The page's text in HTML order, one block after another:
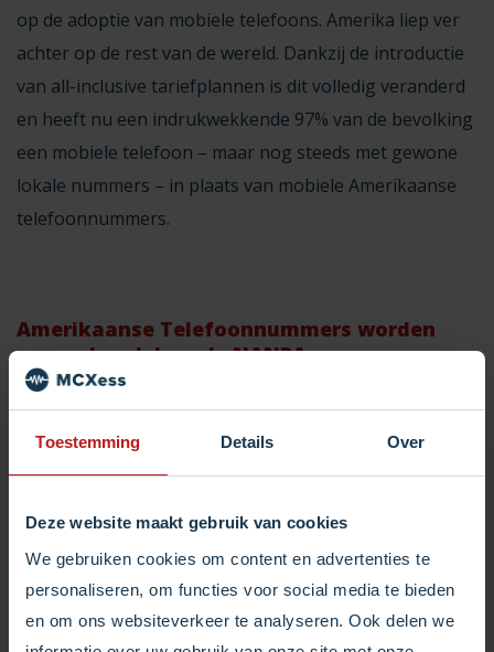
Toestemming Details Over
Deze website maakt gebruik van cookies
We gebruiken cookies om content en advertenties te
personaliseren, om functies voor social media te bieden
en om ons websiteverkeer te analyseren. Ook delen we
op de adoptie van mobiele telefoons. Amerika liep ver
achter op de rest van de wereld. Dankzij de introductie
van all-inclusive tariefplannen is dit volledig veranderd
en heeft nu een indrukwekkende 97% van de bevolking
een mobiele telefoon – maar nog steeds met gewone
lokale nummers – in plaats van mobiele Amerikaanse
telefoonnummers.
Amerikaanse Telefoonnummers worden
gereguleerd door de NANPA
Participaties in het NANPA
Nummering Plan
Administrator) in het NANP (North American
Numbering Plan).
NANPA heeft de algehele verantwoordelijkheid voor